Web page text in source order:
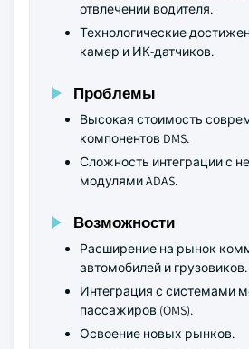
отвлечении водителя.
Технологические
камер и ИК-датчиков.
Проблемы
Высокая стоимость
компонентов DMS.
Сложность интеграции с
модулями ADAS.
Возможности
Расширение на рынок
автомобилей и грузовиков.
Интеграция с системами
пассажиров (OMS).
Освоение новых рынков.